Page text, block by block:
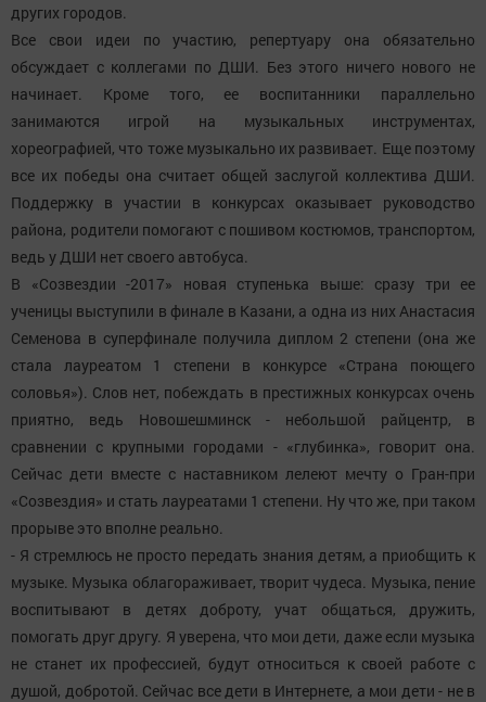
других городов.
Все свои идеи по участию, репертуару она обязательно
обсуждает с коллегами по ДШИ. Без этого ничего нового не
начинает. Кроме того, ее воспитанники параллельно
занимаются игрой на музыкальных инструментах,
хореографией, что тоже музыкально их развивает. Еще поэтому
все их победы она считает общей заслугой коллектива ДШИ.
Поддержку в участии в конкурсах оказывает руководство
района, родители помогают с пошивом костюмов, транспортом,
ведь у ДШИ нет своего автобуса.
В «Созвездии -2017» новая ступенька выше: сразу три ее
ученицы выступили в финале в Казани, а одна из них Анастасия
Семенова в суперфинале получила диплом 2 степени (она же
стала лауреатом 1 степени в конкурсе «Страна поющего
соловья»). Слов нет, побеждать в престижных конкурсах очень
приятно, ведь Новошешминск - небольшой райцентр, в
сравнении с крупными городами - «глубинка», говорит она.
Сейчас дети вместе с наставником лелеют мечту о Гран-при
«Созвездия» и стать лауреатами 1 степени. Ну что же, при таком
прорыве это вполне реально.
- Я стремлюсь не просто передать знания детям, а приобщить к
музыке. Музыка облагораживает, творит чудеса. Музыка, пение
воспитывают в детях доброту, учат общаться, дружить,
помогать друг другу. Я уверена, что мои дети, даже если музыка
не станет их профессией, будут относиться к своей работе с
душой, добротой. Сейчас все дети в Интернете, а мои дети - не в